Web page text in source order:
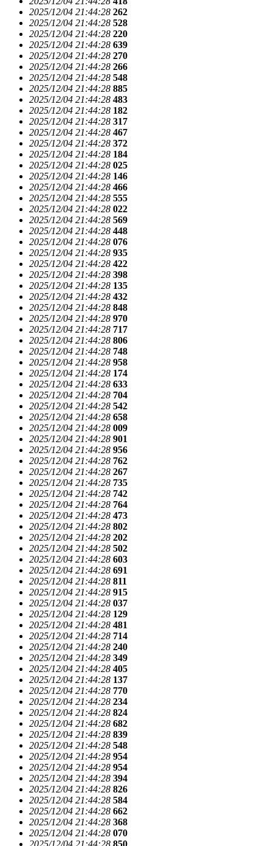
2025/12/04 21:44:28 262
2025/12/04 21:44:28 528
2025/12/04 21:44:28 220
2025/12/04 21:44:28 639
2025/12/04 21:44:28 270
2025/12/04 21:44:28 266
2025/12/04 21:44:28 548
2025/12/04 21:44:28 885
2025/12/04 21:44:28 483
2025/12/04 21:44:28 182
2025/12/04 21:44:28 317
2025/12/04 21:44:28 467
2025/12/04 21:44:28 372
2025/12/04 21:44:28 184
2025/12/04 21:44:28 025
2025/12/04 21:44:28 146
2025/12/04 21:44:28 466
2025/12/04 21:44:28 555
2025/12/04 21:44:28 022
2025/12/04 21:44:28 569
2025/12/04 21:44:28 448
2025/12/04 21:44:28 076
2025/12/04 21:44:28 935
2025/12/04 21:44:28 422
2025/12/04 21:44:28 398
2025/12/04 21:44:28 135
2025/12/04 21:44:28 432
2025/12/04 21:44:28 848
2025/12/04 21:44:28 970
2025/12/04 21:44:28 717
2025/12/04 21:44:28 806
2025/12/04 21:44:28 748
2025/12/04 21:44:28 958
2025/12/04 21:44:28 174
2025/12/04 21:44:28 633
2025/12/04 21:44:28 704
2025/12/04 21:44:28 542
2025/12/04 21:44:28 658
2025/12/04 21:44:28 009
2025/12/04 21:44:28 901
2025/12/04 21:44:28 956
2025/12/04 21:44:28 762
2025/12/04 21:44:28 267
2025/12/04 21:44:28 735
2025/12/04 21:44:28 742
2025/12/04 21:44:28 764
2025/12/04 21:44:28 473
2025/12/04 21:44:28 802
2025/12/04 21:44:28 202
2025/12/04 21:44:28 502
2025/12/04 21:44:28 603
2025/12/04 21:44:28 691
2025/12/04 21:44:28 811
2025/12/04 21:44:28 915
2025/12/04 21:44:28 037
2025/12/04 21:44:28 129
2025/12/04 21:44:28 481
2025/12/04 21:44:28 714
2025/12/04 21:44:28 240
2025/12/04 21:44:28 349
2025/12/04 21:44:28 405
2025/12/04 21:44:28 137
2025/12/04 21:44:28 770
2025/12/04 21:44:28 234
2025/12/04 21:44:28 824
2025/12/04 21:44:28 682
2025/12/04 21:44:28 839
2025/12/04 21:44:28 548
2025/12/04 21:44:28 954
2025/12/04 21:44:28 954
2025/12/04 21:44:28 394
2025/12/04 21:44:28 826
2025/12/04 21:44:28 584
2025/12/04 21:44:28 662
2025/12/04 21:44:28 368
2025/12/04 21:44:28 070